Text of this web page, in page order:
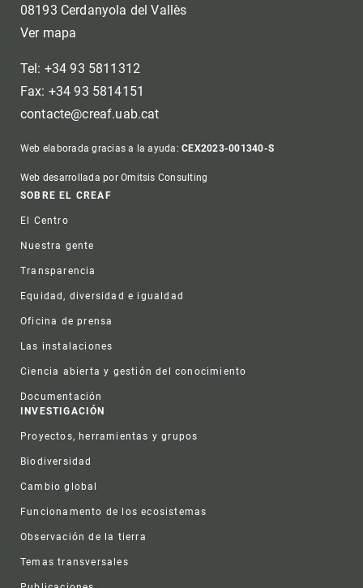
08193 Cerdanyola del Vallès
Ver mapa
Tel: +34 93 5811312
Fax: +34 93 5814151
contacte@creaf.uab.cat
Web elaborada gracias a la ayuda:CEX2023-001340-S
Web desarrollada por Omitsis Consulting
Footer
SOBRE EL CREAF
El Centro
Nuestra gente
Transparencia
Equidad, diversidad e igualdad
Oficina de prensa
Las instalaciones
Ciencia abierta y gestión del conocimiento
Documentación
INVESTIGACIÓN
Proyectos, herramientas y grupos
Biodiversidad
Cambio global
Funcionamento de los ecosistemas
Observación de la tierra
Temas transversales